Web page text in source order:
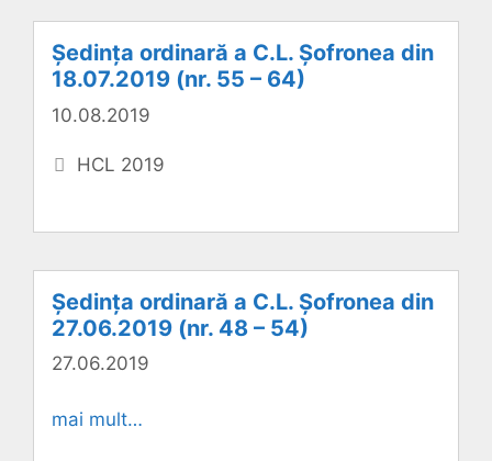
Ședința ordinară a C.L. Șofronea din
18.07.2019 (nr. 55 – 64)
10.08.2019
Categorii
HCL 2019
Ședința ordinară a C.L. Șofronea din
27.06.2019 (nr. 48 – 54)
27.06.2019
mai mult…